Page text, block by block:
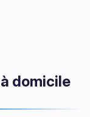
domicile